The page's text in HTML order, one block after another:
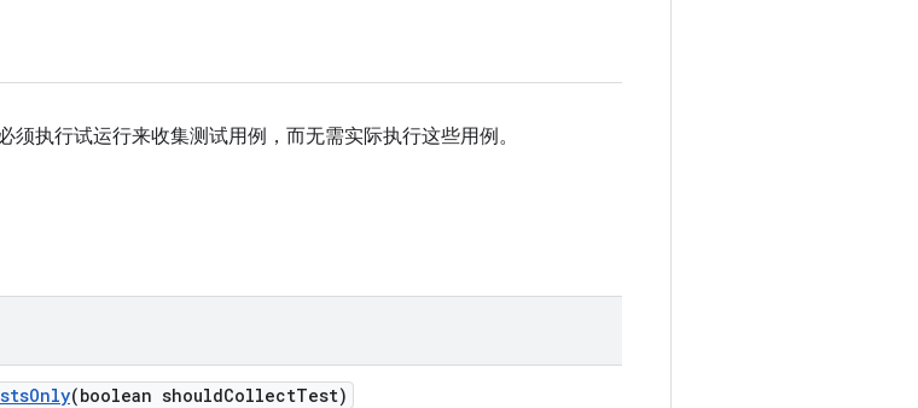
执行试运行来收集测试用例，而无需实际执行这些用例。
Only(boolean shouldCollectTest)